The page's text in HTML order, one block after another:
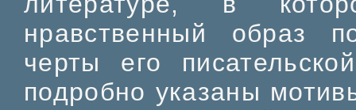
нравственный образ
черты его
подробно указаны